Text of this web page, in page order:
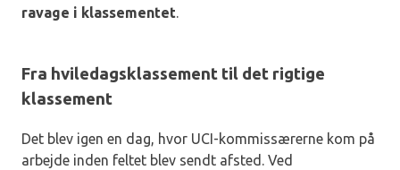
ravage i klassementet.
Fra hviledagsklassement til det rigtige
klassement
Det blev igen en dag, hvor UCI-kommissærerne kom på
arbejde inden feltet blev sendt afsted. Ved